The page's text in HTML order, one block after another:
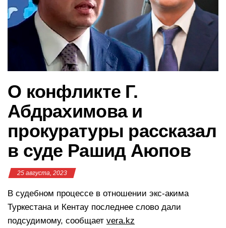
О конфликте Г.
Абдрахимова и
прокуратуры рассказал
в суде Рашид Аюпов
25 августа, 2023
В судебном процессе в отношении экс-акима
Туркестана и Кентау последнее слово дали
подсудимому, сообщает vera.kz